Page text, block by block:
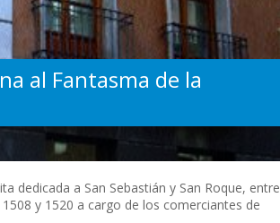
al Fantasma de la
dedicada a San Sebastián y San Roque, entre
y 1520 a cargo de los comerciantes de